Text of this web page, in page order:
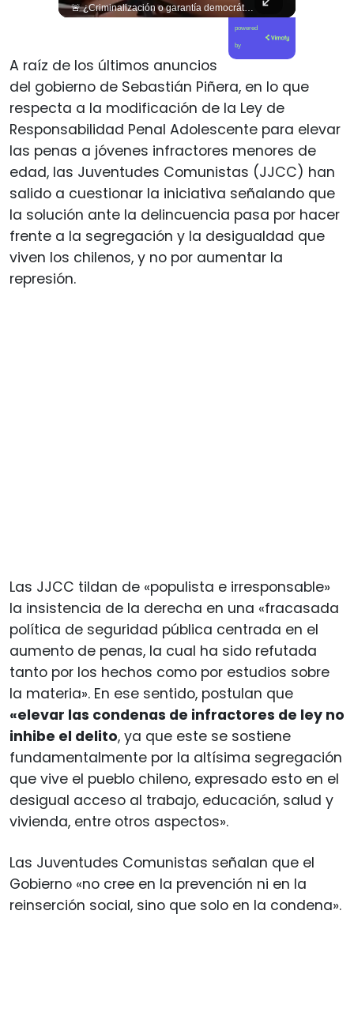
🚨 ¿Criminalización o garantía democrática? Claudio Nash advierte la falta de resguardo al derecho a la protesta en Chile. 🇨🇱📜 En este nuevo capítulo de Sentido Común, conversamos con el abogado y doctor en Derecho Claudio Nash para analizar el estatus real de las manifestaciones públicas en nuestro país. Nash expone cómo la protesta social sigue siendo abordada desde una lógica de orden público y control policial antes que como un derecho humano fundamental que deba ser protegido por el Estado, restringiendo la movilización ciudadana y dejando a los manifestantes expuestos a criterios discrecionales y un sesgo punitivo. 🎙️🏛️ 🎥 ¡Un debate urgente sobre derechos humanos, democracia y libertad de expresión que ya está disponible! Revisa la entrevista completa en nuestro canal de YouTube. 🔗 Ve al enlace en nuestra biografía, suscríbete para sumarte a la comunidad y déjanos tu opinión en los comentarios: ¿consideras que en Chile se respeta de forma plena el derecho a protestar? 💬👇🏼
powered
by
A raíz de los últimos anuncios
del gobierno de Sebastián Piñera, en lo que
respecta a la modificación de la Ley de
Responsabilidad Penal Adolescente para elevar
las penas a jóvenes infractores menores de
edad, las Juventudes Comunistas (JJCC) han
salido a cuestionar la iniciativa señalando que
la solución ante la delincuencia pasa por hacer
frente a la segregación y la desigualdad que
viven los chilenos, y no por aumentar la
represión.
Las JJCC tildan de «populista e irresponsable»
la insistencia de la derecha en una «fracasada
política de seguridad pública centrada en el
aumento de penas, la cual ha sido refutada
tanto por los hechos como por estudios sobre
la materia». En ese sentido, postulan que
«elevar las condenas de infractores de ley no
inhibe el delito, ya que este se sostiene
fundamentalmente por la altísima segregación
que vive el pueblo chileno, expresado esto en el
desigual acceso al trabajo, educación, salud y
vivienda, entre otros aspectos».
Las Juventudes Comunistas señalan que el
Gobierno «no cree en la prevención ni en la
reinserción social, sino que solo en la condena».